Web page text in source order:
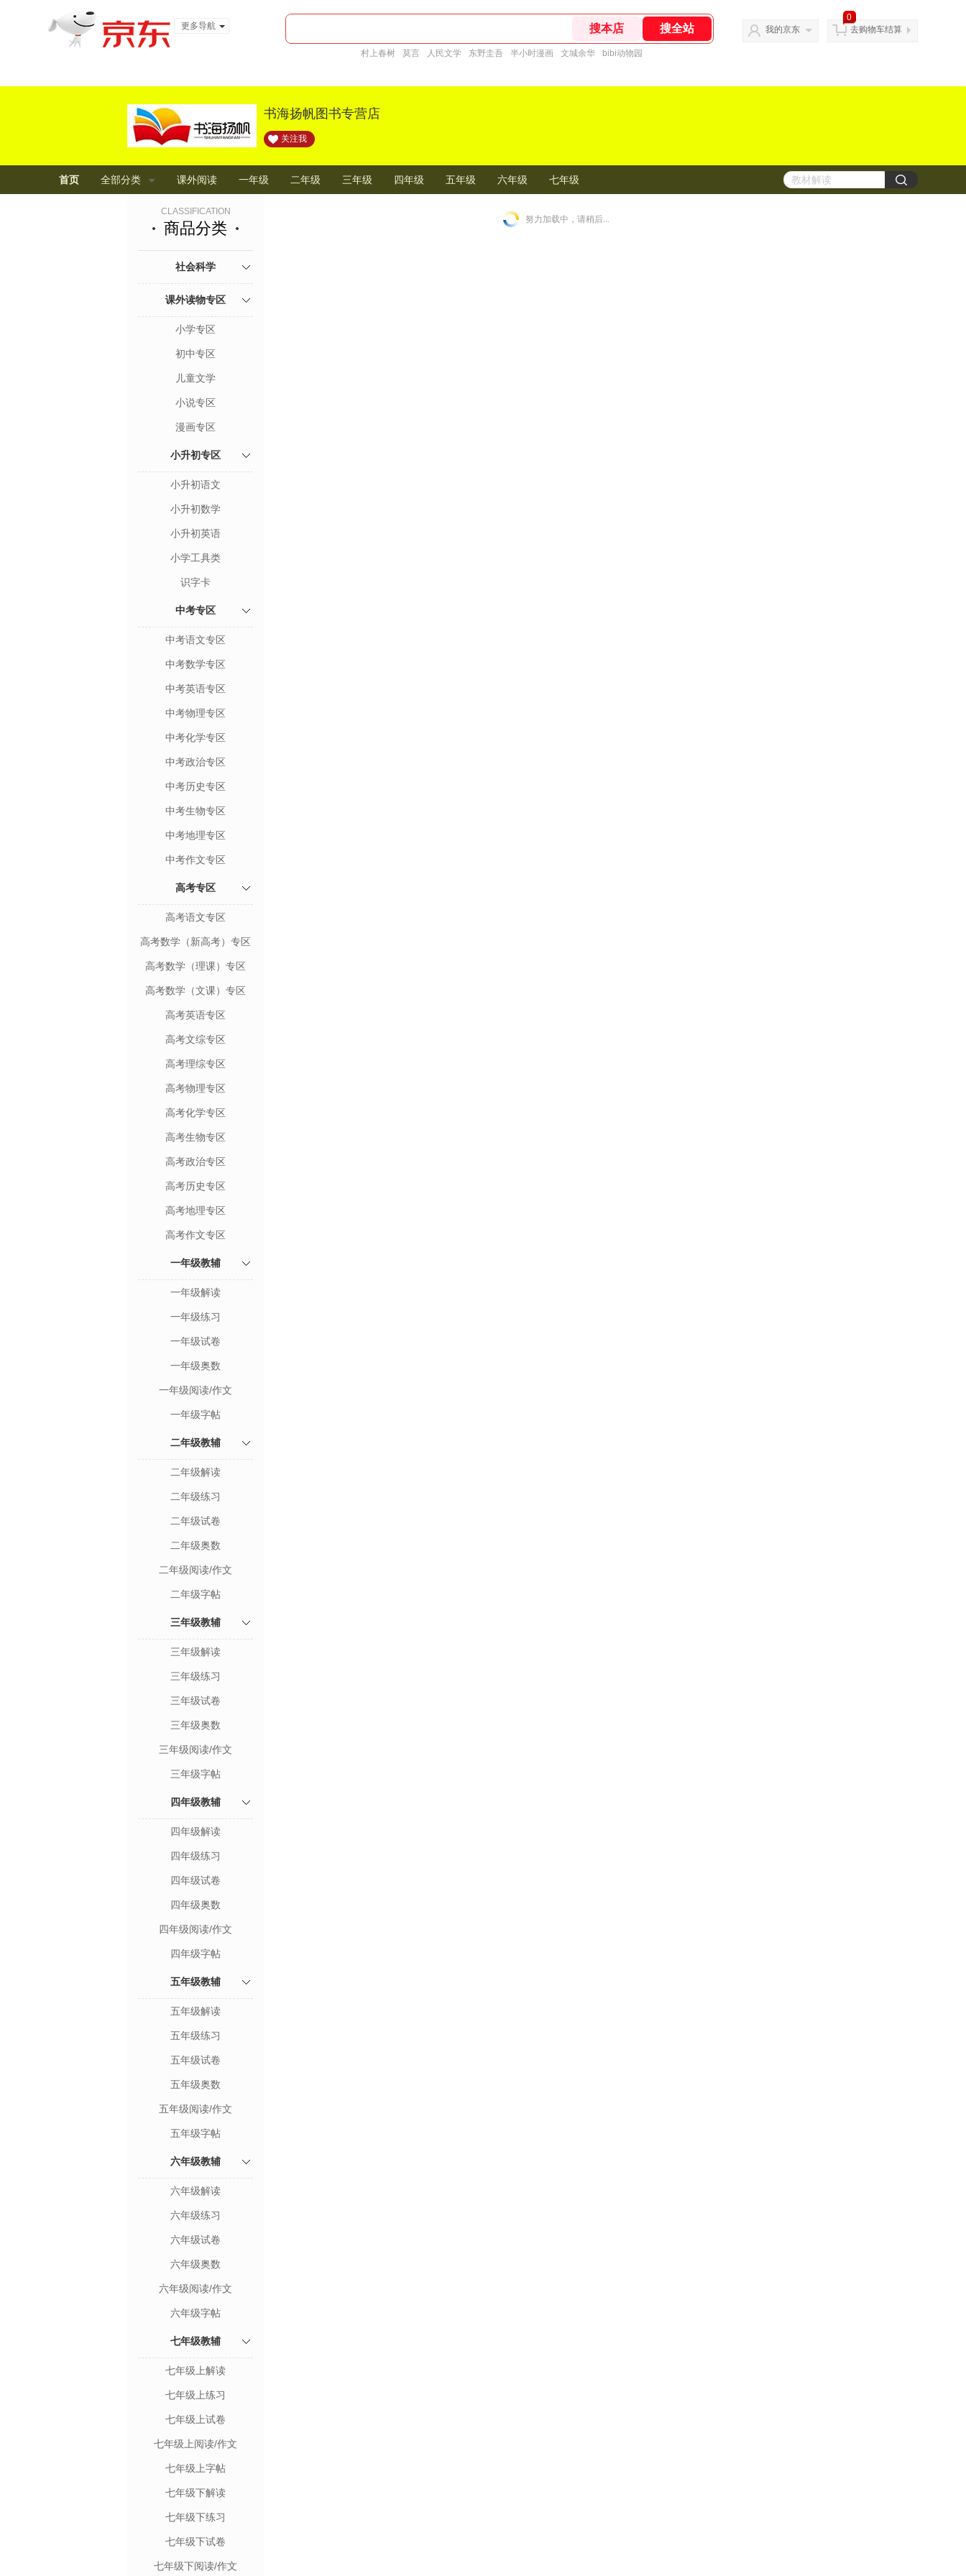
更多导航
村上春树 莫言 人民文学 东野圭吾 半小时漫画 文城余华 bibi动物园
我的京东
0
去购物车结算
书海扬帆图书专营店
关注我
首页 全部分类 课外阅读 一年级 二年级 三年级 四年级 五年级 六年级 七年级
CLASSIFICATION
商品分类
社会科学
课外读物专区
小学专区
初中专区
儿童文学
小说专区
漫画专区
小升初专区
小升初语文
小升初数学
小升初英语
小学工具类
识字卡
中考专区
中考语文专区
中考数学专区
中考英语专区
中考物理专区
中考化学专区
中考政治专区
中考历史专区
中考生物专区
中考地理专区
中考作文专区
高考专区
高考语文专区
高考数学（新高考）专区
高考数学（理课）专区
高考数学（文课）专区
高考英语专区
高考文综专区
高考理综专区
高考物理专区
高考化学专区
高考生物专区
高考政治专区
高考历史专区
高考地理专区
高考作文专区
一年级教辅
一年级解读
一年级练习
一年级试卷
一年级奥数
一年级阅读/作文
一年级字帖
二年级教辅
二年级解读
二年级练习
二年级试卷
二年级奥数
二年级阅读/作文
二年级字帖
三年级教辅
三年级解读
三年级练习
三年级试卷
三年级奥数
三年级阅读/作文
三年级字帖
四年级教辅
四年级解读
四年级练习
四年级试卷
四年级奥数
四年级阅读/作文
四年级字帖
五年级教辅
五年级解读
五年级练习
五年级试卷
五年级奥数
五年级阅读/作文
五年级字帖
六年级教辅
六年级解读
六年级练习
六年级试卷
六年级奥数
六年级阅读/作文
六年级字帖
七年级教辅
七年级上解读
七年级上练习
七年级上试卷
七年级上阅读/作文
七年级上字帖
七年级下解读
七年级下练习
七年级下试卷
七年级下阅读/作文
努力加载中，请稍后...